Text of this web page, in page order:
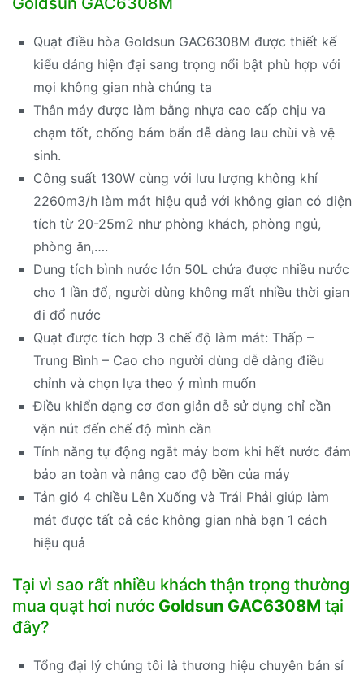
Quạt điều hòa Goldsun GAC6308M được thiết kế
kiểu dáng hiện đại sang trọng nổi bật phù hợp với
mọi không gian nhà chúng ta
Thân máy được làm bằng nhựa cao cấp chịu va
chạm tốt, chống bám bẩn dễ dàng lau chùi và vệ
sinh.
Công suất 130W cùng với lưu lượng không khí
2260m3/h làm mát hiệu quả với không gian có diện
tích từ 20-25m2 như phòng khách, phòng ngủ,
phòng ăn,….
Dung tích bình nước lớn 50L chứa được nhiều nước
cho 1 lần đổ, người dùng không mất nhiều thời gian
đi đổ nước
Quạt được tích hợp 3 chế độ làm mát: Thấp –
Trung Bình – Cao cho người dùng dễ dàng điều
chỉnh và chọn lựa theo ý mình muốn
Điều khiển dạng cơ đơn giản dễ sử dụng chỉ cần
vặn nút đến chế độ mình cần
Tính năng tự động ngắt máy bơm khi hết nước đảm
bảo an toàn và nâng cao độ bền của máy
Tản gió 4 chiều Lên Xuống và Trái Phải giúp làm
mát được tất cả các không gian nhà bạn 1 cách
hiệu quả
Tại vì sao rất nhiều khách thận trọng thường
mua quạt hơi nước Goldsun GAC6308M tại
đây?
Tổng đại lý chúng tôi là thương hiệu chuyên bán sỉ